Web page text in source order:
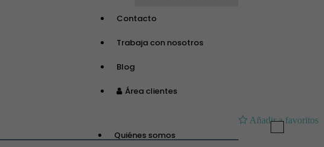
Contacto
Trabaja con nosotros
Blog
Área clientes
Toggle
Quiénes somos
Añadir a favoritos